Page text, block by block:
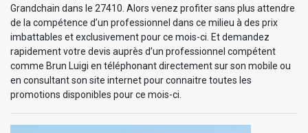
Grandchain dans le 27410. Alors venez profiter sans plus attendre
de la compétence d’un professionnel dans ce milieu à des prix
imbattables et exclusivement pour ce mois-ci. Et demandez
rapidement votre devis auprès d’un professionnel compétent
comme Brun Luigi en téléphonant directement sur son mobile ou
en consultant son site internet pour connaitre toutes les
promotions disponibles pour ce mois-ci.